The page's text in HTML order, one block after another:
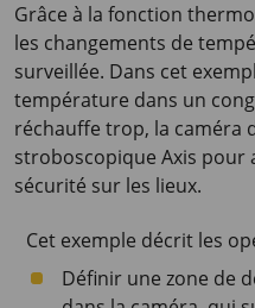
Grâce à la fonction
les changements de
surveillée. Dans cet
température dans un
réchauffe trop, la caméra
stroboscopique Axis pour
sécurité sur les lieux.
Cet exemple décrit les
Définir une zone de